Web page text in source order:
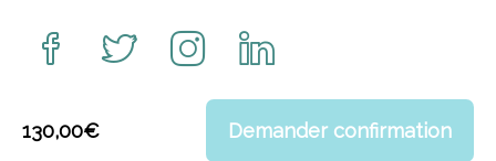
130,00€ Demander confirmation